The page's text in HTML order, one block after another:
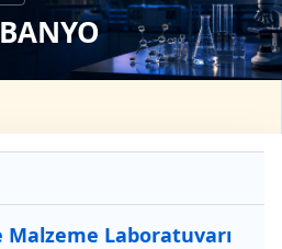
Malzeme Laboratuvarı